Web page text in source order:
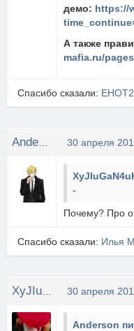
демо: https://
А также
mafia.ru/
Спасибо сказали:
30 апреля
-
Почему? Про
Спасибо сказали: Илья
30 апреля
Anderson